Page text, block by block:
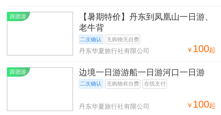
跟团游
【暑期特价】丹东到凤凰山一日游、
老牛背
二次确认 无购物无自费
￥ 100起
丹东华夏旅行社有限公司
跟团游 边境一日游游船一日游河口一日游
二次确认 无购物有自费 在线支付
￥ 100起
丹东华夏旅行社有限公司